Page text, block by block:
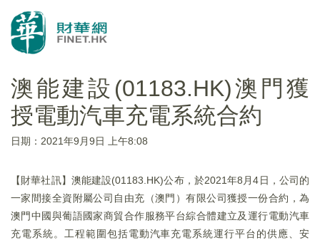
澳能建設(01183.HK)澳門獲
授電動汽車充電系統合約
日期：2021年9月9日 上午8:08
【財華社訊】澳能建設(01183.HK)公布，於2021年8月4日，公司的
一家間接全資附屬公司自由充（澳門）有限公司獲授一份合約，為
澳門中國與葡語國家商貿合作服務平台綜合體建立及運行電動汽車
充電系統。工程範圍包括電動汽車充電系統運行平台的供應、安